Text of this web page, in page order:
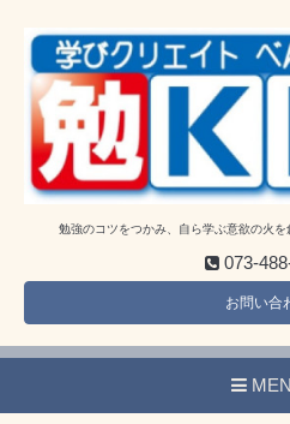
勉強のコツをつかみ、自ら学ぶ意欲の火を
073-
お問い合